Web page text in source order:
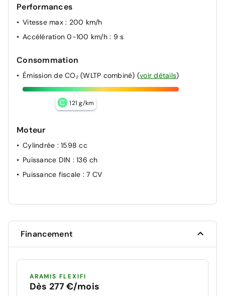
Performances
Vitesse max : 200 km/h
Accélération 0-100 km/h : 9 s
Consommation
Émission de CO₂ (WLTP combiné) (voir détails)
C 121 g/km
Moteur
Cylindrée : 1598 cc
Puissance DIN : 136 ch
Puissance fiscale : 7 CV
Financement
ARAMIS FLEXIFI
Dès 277 €/mois